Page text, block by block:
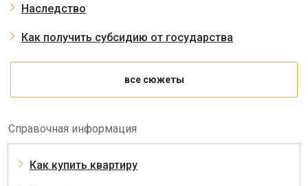
Наследство
Как получить субсидию от государства
все сюжеты
Справочная информация
Как купить квартиру